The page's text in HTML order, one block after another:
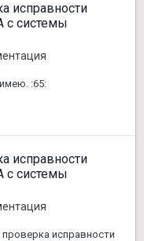
исправности
с системы
:65:
исправности
с системы
проверка исправности